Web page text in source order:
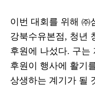
이번 대회를 위해 ㈜
강북수유본점, 청년
후원에 나섰다. 구는
후원이 행사에 활기
상생하는 계기가 될